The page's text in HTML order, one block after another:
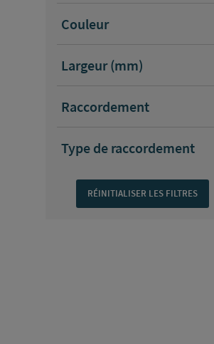
CEC
(1)
ELYDAN(1)
Couleur
Largeur (mm)
Raccordement
Type de raccordement